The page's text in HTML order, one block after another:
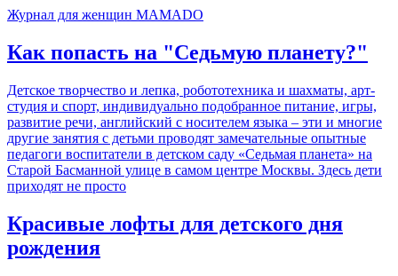
Журнал для женщин MAMADO
Как попасть на "Седьмую планету?"
Детское творчество и лепка, робототехника и шахматы, арт-
студия и спорт, индивидуально подобранное питание, игры,
развитие речи, английский с носителем языка – эти и многие
другие занятия с детьми проводят замечательные опытные
педагоги воспитатели в детском саду «Седьмая планета» на
Старой Басманной улице в самом центре Москвы. Здесь дети
приходят не просто
Красивые лофты для детского дня
рождения